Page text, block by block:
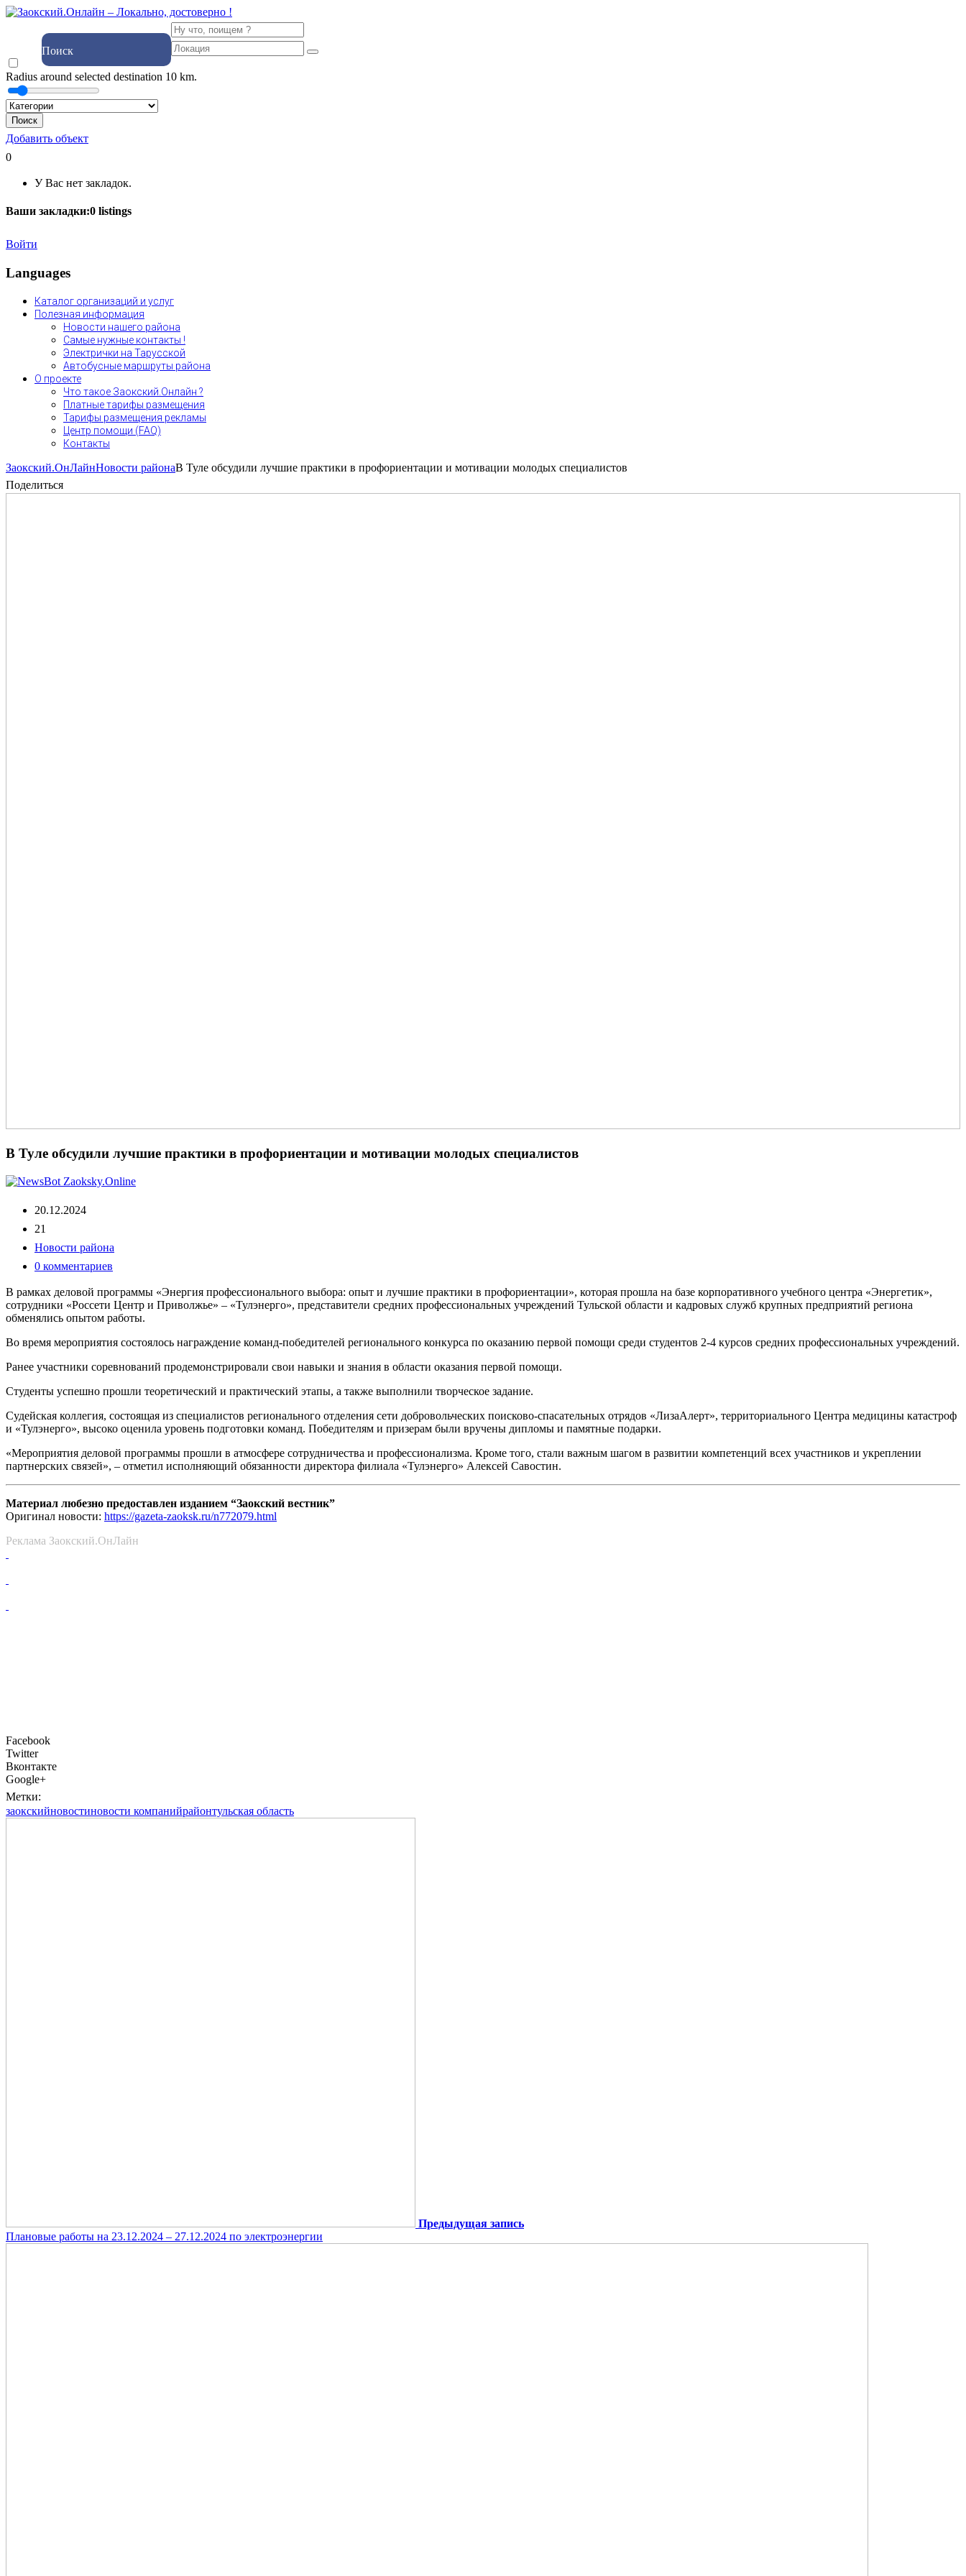
Поиск
Radius around selected destination 10 km.
Поиск
Добавить объект
0
У Вас нет закладок.
Ваши закладки:0 listings
Войти
Languages
Каталог организаций и услуг
Полезная информация
Новости нашего района
Самые нужные контакты !
Электрички на Тарусской
Автобусные маршруты района
О проекте
Что такое Заокский.Онлайн ?
Платные тарифы размещения
Тарифы размещения рекламы
Центр помощи (FAQ)
Контакты
Заокский.ОнЛайнНовости районаВ Туле обсудили лучшие практики в профориентации и мотивации молодых специалистов
Поделиться
В Туле обсудили лучшие практики в профориентации и мотивации молодых специалистов
20.12.2024
21
Новости района
0 комментариев
В рамках деловой программы «Энергия профессионального выбора: опыт и лучшие практики в профориентации», которая прошла на базе корпоративного учебного центра «Энергетик»,
сотрудники «Россети Центр и Приволжье» – «Тулэнерго», представители средних профессиональных учреждений Тульской области и кадровых служб крупных предприятий региона
обменялись опытом работы.
Во время мероприятия состоялось награждение команд-победителей регионального конкурса по оказанию первой помощи среди студентов 2-4 курсов средних профессиональных учреждений.
Ранее участники соревнований продемонстрировали свои навыки и знания в области оказания первой помощи.
Студенты успешно прошли теоретический и практический этапы, а также выполнили творческое задание.
Судейская коллегия, состоящая из специалистов регионального отделения сети добровольческих поисково-спасательных отрядов «ЛизаАлерт», территориального Центра медицины катастроф
и «Тулэнерго», высоко оценила уровень подготовки команд. Победителям и призерам были вручены дипломы и памятные подарки.
«Мероприятия деловой программы прошли в атмосфере сотрудничества и профессионализма. Кроме того, стали важным шагом в развитии компетенций всех участников и укреплении
партнерских связей», – отметил исполняющий обязанности директора филиала «Тулэнерго» Алексей Савостин.
Материал любезно предоставлен изданием “Заокский вестник”
Оригинал новости: https://gazeta-zaoksk.ru/n772079.html
Реклама Заокский.ОнЛайн
Facebook
Twitter
Вконтакте
Google+
Метки:
заокскийновостиновости компанийрайонтульская область
Предыдущая запись
Плановые работы на 23.12.2024 – 27.12.2024 по электроэнергии